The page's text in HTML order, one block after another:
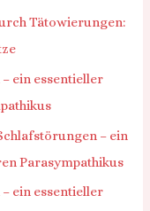
Tätowierungen:
ein essentieller
– ein
Parasympathikus
ein essentieller